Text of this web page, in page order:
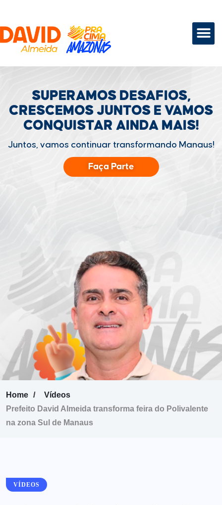
SUPERAMOS DESAFIOS,
CRESCEMOS JUNTOS E VAMOS
CONQUISTAR AINDA MAIS!
Juntos, vamos continuar transformando Manaus!
Faça Parte
Home
Vídeos
Prefeito David Almeida transforma feira do Polivalente
na zona Sul de Manaus
VÍDEOS